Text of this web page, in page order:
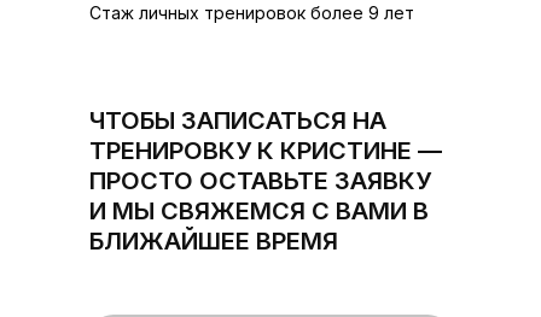
Стаж личных тренировок более 9 лет
ЧТОБЫ ЗАПИСАТЬСЯ НА
ТРЕНИРОВКУ К КРИСТИНЕ —
ПРОСТО ОСТАВЬТЕ ЗАЯВКУ
И МЫ СВЯЖЕМСЯ С ВАМИ В
БЛИЖАЙШЕЕ ВРЕМЯ